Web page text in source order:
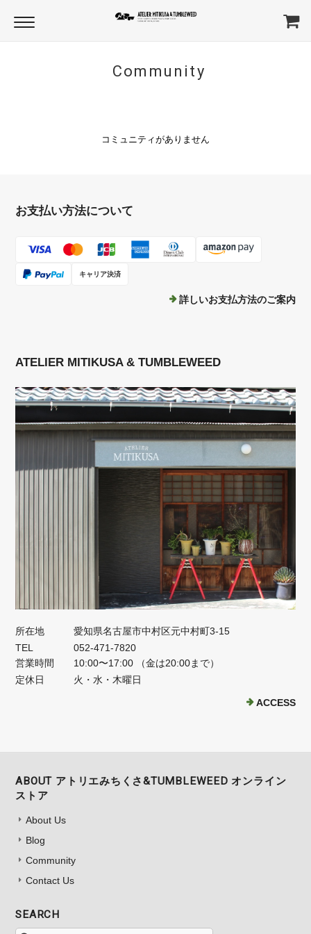
Community
コミュニティがありません
お支払い方法について
キャリア決済
詳しいお支払方法のご案内
ATELIER MITIKUSA & TUMBLEWEED
所在地
愛知県名古屋市中村区元中村町3-15
TEL
052-471-7820
営業時間
10:00〜17:00 （金は20:00まで）
定休日
火・水・木曜日
ACCESS
ABOUT アトリエみちくさ&TUMBLEWEED オンライン
ストア
About Us
Blog
Community
Contact Us
SEARCH